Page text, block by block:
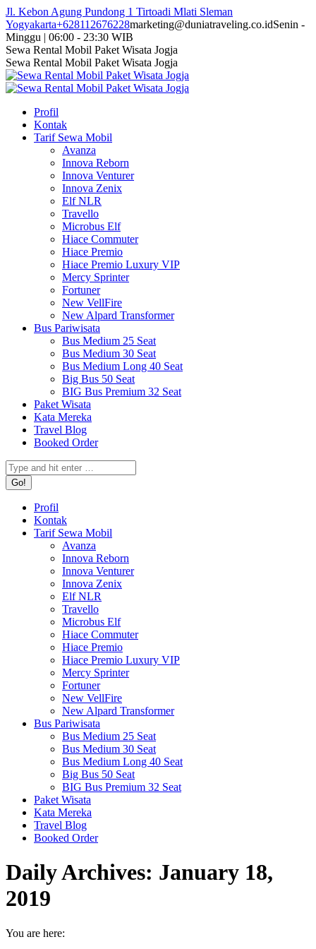
Skip
to
content
Jl. Kebon Agung Pundong 1 Tirtoadi Mlati Sleman
Yogyakarta+628112676228marketing@duniatraveling.co.idSenin -
Minggu | 06:00 - 23:30 WIB
Facebook
page
opens
in
window
Twitter
page
opens
in
window
Instagram
page
opens
in
window
YouTube
page
opens
in
window
Sewa Rental Mobil Paket Wisata Jogja
Sewa Rental Mobil Paket Wisata Jogja
Profil
Kontak
Tarif Sewa Mobil
Avanza
Innova Reborn
Innova Venturer
Innova Zenix
Elf NLR
Travello
Microbus Elf
Hiace Commuter
Hiace Premio
Hiace Premio Luxury VIP
Mercy Sprinter
Fortuner
New VellFire
New Alpard Transformer
Bus Pariwisata
Bus Medium 25 Seat
Bus Medium 30 Seat
Bus Medium Long 40 Seat
Big Bus 50 Seat
BIG Bus Premium 32 Seat
Paket Wisata
Kata Mereka
Travel Blog
Booked Order
Search:
Profil
Kontak
Tarif Sewa Mobil
Avanza
Innova Reborn
Innova Venturer
Innova Zenix
Elf NLR
Travello
Microbus Elf
Hiace Commuter
Hiace Premio
Hiace Premio Luxury VIP
Mercy Sprinter
Fortuner
New VellFire
New Alpard Transformer
Bus Pariwisata
Bus Medium 25 Seat
Bus Medium 30 Seat
Bus Medium Long 40 Seat
Big Bus 50 Seat
BIG Bus Premium 32 Seat
Paket Wisata
Kata Mereka
Travel Blog
Booked Order
Daily Archives: January 18,
2019
You are here: